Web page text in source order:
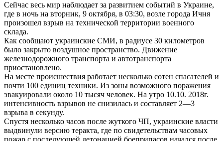
Сейчас весь мир наблюдает за развитием событий в Украине,
где в ночь на вторник, 9 октября, в 03:30, возле города Ичня
произошел взрыв на технической территории военного
склада.
Как сообщают украинские СМИ, в радиусе 30 километров
было закрыто воздушное пространство. Движение
железнодорожного транспорта и автотранспорта
приостановлено.
На месте происшествия работает несколько сотен спасателей и
почти 100 единиц техники. Из зоны возможного поражения
эвакуировали около 10 тысяч человек. На утро 10.10. 2018г.
интенсивность взрывов не снизилась и составляет 2—3
взрыва в секунду.
Спустя несколько часов после жуткого ЧП, украинские власти
выдвинули версию теракта, где по свидетельствам часовых